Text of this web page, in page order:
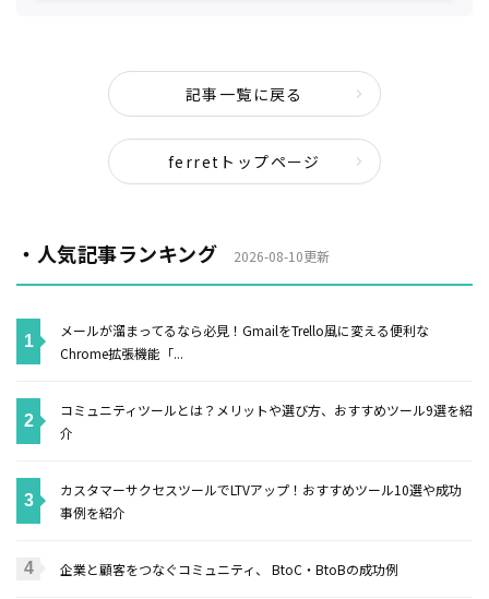
記事一覧に戻る
ferretトップページ
・人気記事ランキング 2026-08-10更新
メールが溜まってるなら必見！GmailをTrello風に変える便利な
Chrome拡張機能「...
コミュニティツールとは？メリットや選び方、おすすめツール9選を紹
介
カスタマーサクセスツールでLTVアップ！おすすめツール10選や成功
事例を紹介
企業と顧客をつなぐコミュニティ、 BtoC・BtoBの成功例